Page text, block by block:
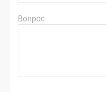
Вопрос